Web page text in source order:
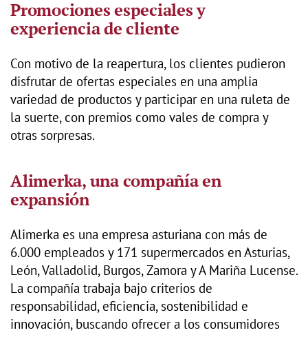
Promociones especiales y
experiencia de cliente
Con motivo de la reapertura, los clientes pudieron
disfrutar de ofertas especiales en una amplia
variedad de productos y participar en una ruleta de
la suerte, con premios como vales de compra y
otras sorpresas.
Alimerka, una compañía en
expansión
Alimerka es una empresa asturiana con más de
6.000 empleados y 171 supermercados en Asturias,
León, Valladolid, Burgos, Zamora y A Mariña Lucense.
La compañía trabaja bajo criterios de
responsabilidad, eficiencia, sostenibilidad e
innovación, buscando ofrecer a los consumidores